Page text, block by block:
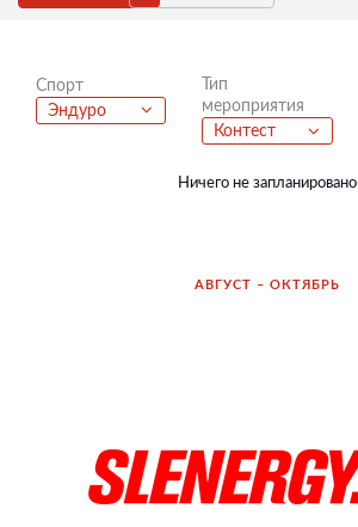
Спорт
Эндуро
Тип
мероприятия
Контест
Ничего не запланировано
АВГУСТ – ОКТЯБРЬ